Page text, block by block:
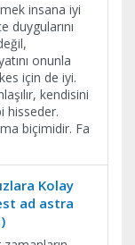
insana iyi
duygularını
onunla
için de iyi.
kendisini
hisseder.
biçimidir. Fa
Kolay
ad astra